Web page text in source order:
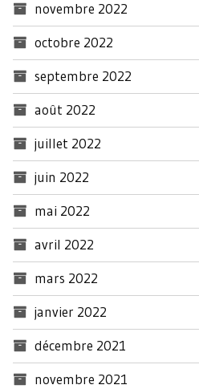
novembre 2022
octobre 2022
septembre 2022
août 2022
juillet 2022
juin 2022
mai 2022
avril 2022
mars 2022
janvier 2022
décembre 2021
novembre 2021